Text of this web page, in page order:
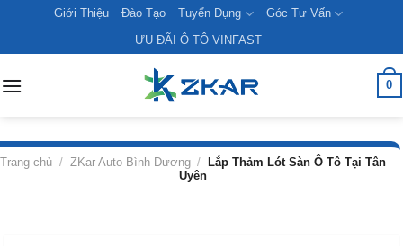
content
Giới Thiệu Đào Tạo Tuyển Dụng
Góc Tư Vấn
ƯU ĐÃI Ô TÔ VINFAST
0
Trang chủ / ZKar Auto Bình Dương /
Lắp Thảm Lót Sàn Ô Tô Tại Tân
Uyên